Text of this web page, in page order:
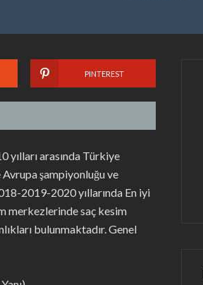
PINTEREST
yılları arasında Türkiye
şampiyonluğu ve
2019-2020 yıllarında En iyi
merkezlerinde saç kesim
bulunmaktadır. Genel